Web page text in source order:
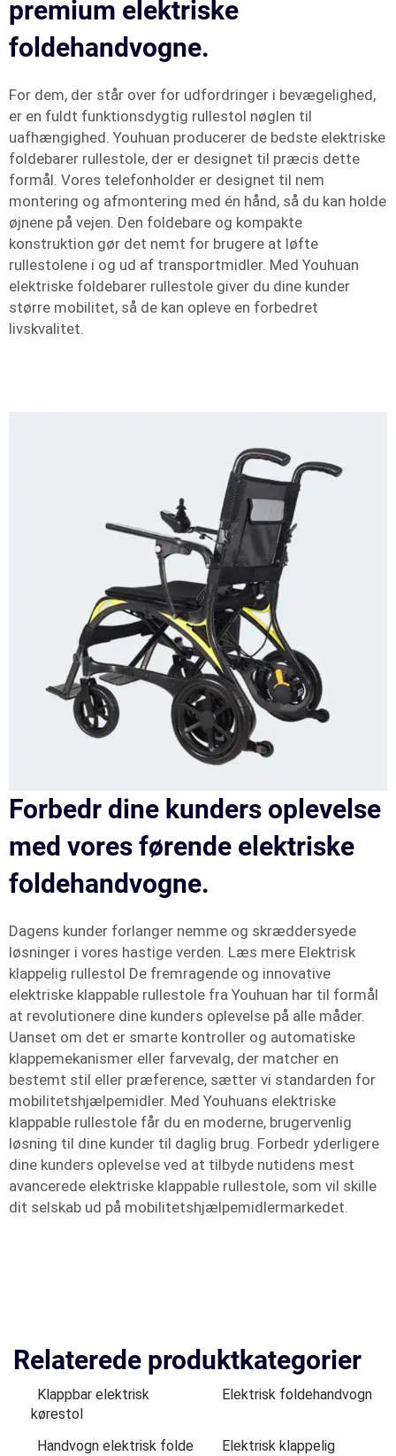
premium elektriske
foldehandvogne.
For dem, der står over for udfordringer i bevægelighed,
er en fuldt funktionsdygtig rullestol nøglen til
uafhængighed. Youhuan producerer de bedste elektriske
foldebarer rullestole, der er designet til præcis dette
formål. Vores telefonholder er designet til nem
montering og afmontering med én hånd, så du kan holde
øjnene på vejen. Den foldebare og kompakte
konstruktion gør det nemt for brugere at løfte
rullestolene i og ud af transportmidler. Med Youhuan
elektriske foldebarer rullestole giver du dine kunder
større mobilitet, så de kan opleve en forbedret
livskvalitet.
Forbedr dine kunders oplevelse
med vores førende elektriske
foldehandvogne.
Dagens kunder forlanger nemme og skræddersyede
løsninger i vores hastige verden. Læs mere Elektrisk
klappelig rullestol De fremragende og innovative
elektriske klappable rullestole fra Youhuan har til formål
at revolutionere dine kunders oplevelse på alle måder.
Uanset om det er smarte kontroller og automatiske
klappemekanismer eller farvevalg, der matcher en
bestemt stil eller præference, sætter vi standarden for
mobilitetshjælpemidler. Med Youhuans elektriske
klappable rullestole får du en moderne, brugervenlig
løsning til dine kunder til daglig brug. Forbedr yderligere
dine kunders oplevelse ved at tilbyde nutidens mest
avancerede elektriske klappable rullestole, som vil skille
dit selskab ud på mobilitetshjælpemidlermarkedet.
Relaterede produktkategorier
Klappbar elektrisk
kørestol
Elektrisk foldehandvogn
Handvogn elektrisk folde
Elektrisk klappelig